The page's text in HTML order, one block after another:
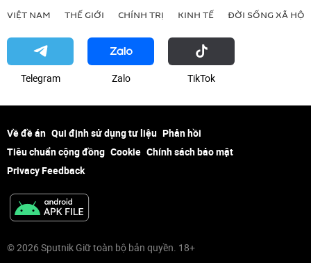
VIỆT NAM THẾ GIỚI CHÍNH TRỊ KINH TẾ ĐỜI SỐNG XÃ HỘI
Telegram Zalo ТikТоk
Về đề án Qui định sử dụng tư liệu Phản hồi
Tiêu chuẩn cộng đồng Cookie Chính sách bảo mật
Privacy Feedback
© 2026 Sputnik Giữ toàn bộ bản quyền. 18+